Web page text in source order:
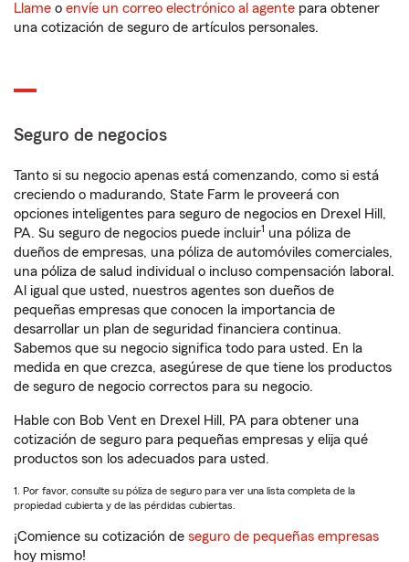
Llame o envíe un correo electrónico al agente para obtener
una cotización de seguro de artículos personales.
Seguro de negocios
Tanto si su negocio apenas está comenzando, como si está
creciendo o madurando, State Farm le proveerá con
opciones inteligentes para seguro de negocios en Drexel Hill,
PA. Su seguro de negocios puede incluir1 una póliza de
dueños de empresas, una póliza de automóviles comerciales,
una póliza de salud individual o incluso compensación laboral.
Al igual que usted, nuestros agentes son dueños de
pequeñas empresas que conocen la importancia de
desarrollar un plan de seguridad financiera continua.
Sabemos que su negocio significa todo para usted. En la
medida en que crezca, asegúrese de que tiene los productos
de seguro de negocio correctos para su negocio.
Hable con Bob Vent en Drexel Hill, PA para obtener una
cotización de seguro para pequeñas empresas y elija qué
productos son los adecuados para usted.
1. Por favor, consulte su póliza de seguro para ver una lista completa de la
propiedad cubierta y de las pérdidas cubiertas.
¡Comience su cotización de seguro de pequeñas empresas
hoy mismo!